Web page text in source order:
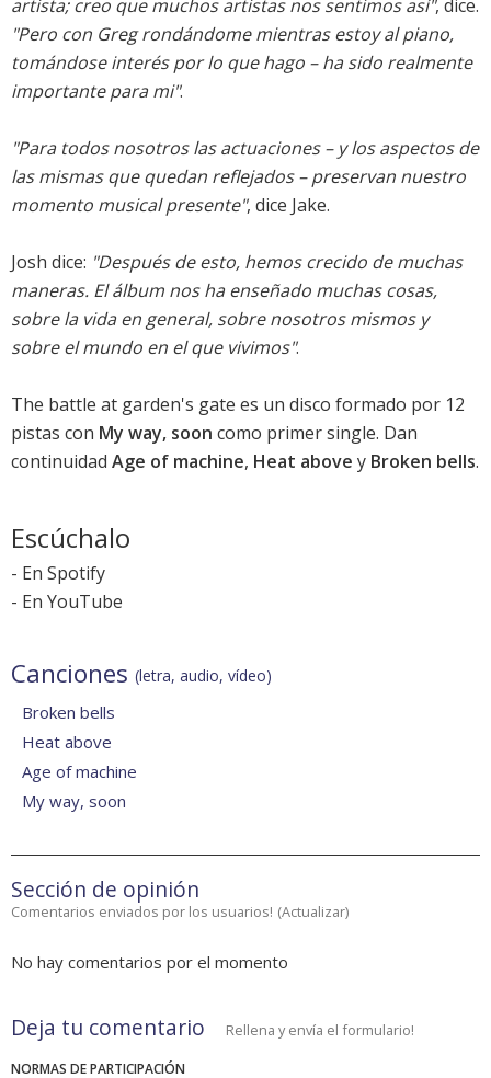
artista; creo que muchos artistas nos sentimos así", dice.
"Pero con Greg rondándome mientras estoy al piano,
tomándose interés por lo que hago – ha sido realmente
importante para mi".
"Para todos nosotros las actuaciones – y los aspectos de
las mismas que quedan reflejados – preservan nuestro
momento musical presente", dice Jake.
Josh dice: "Después de esto, hemos crecido de muchas
maneras. El álbum nos ha enseñado muchas cosas,
sobre la vida en general, sobre nosotros mismos y
sobre el mundo en el que vivimos".
The battle at garden's gate es un disco formado por 12
pistas con My way, soon como primer single. Dan
continuidad Age of machine, Heat above y Broken bells.
Escúchalo
- En Spotify
- En YouTube
Canciones (letra, audio, vídeo)
Broken bells
Heat above
Age of machine
My way, soon
Sección de opinión
Comentarios enviados por los usuarios! (Actualizar)
No hay comentarios por el momento
Deja tu comentario Rellena y envía el formulario!
NORMAS DE PARTICIPACIÓN